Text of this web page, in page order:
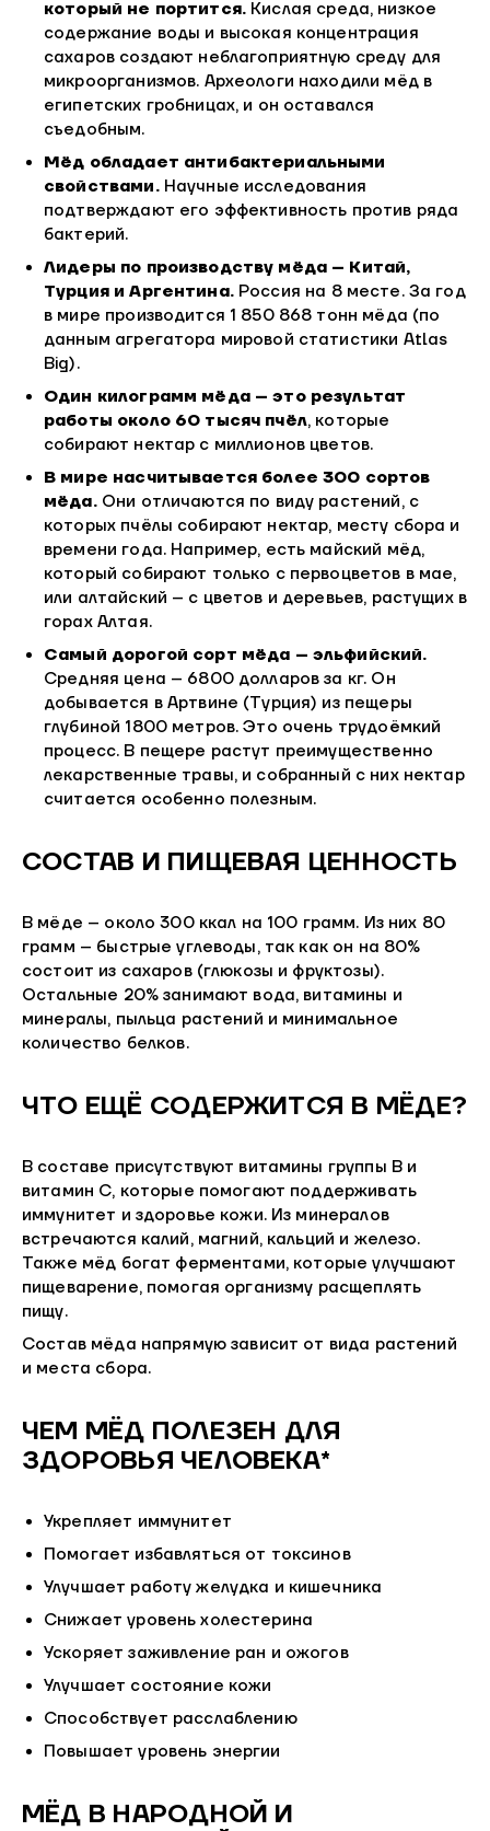
который не портится. Кислая среда, низкое
содержание воды и высокая концентрация
сахаров создают неблагоприятную среду для
микроорганизмов. Археологи находили мёд в
египетских гробницах, и он оставался
съедобным.
Мёд обладает антибактериальными
свойствами.Научные исследования
подтверждают его эффективность против ряда
бактерий.
Лидеры по производству мёда – Китай,
Турция и Аргентина.Россия на 8 месте. За год
в мире производится 1 850 868 тонн мёда (по
данным агрегатора мировой статистики Atlas
Big).
Один килограмм мёда – это результат
работы около 60 тысяч пчёл, которые
собирают нектар с миллионов цветов.
В мире насчитывается более 300 сортов
мёда.Они отличаются по виду растений, с
которых пчёлы собирают нектар, месту сбора и
времени года. Например, есть майский мёд,
который собирают только с первоцветов в мае,
или алтайский – с цветов и деревьев, растущих в
горах Алтая.
Самый дорогой сорт мёда – эльфийский.
Средняя цена – 6800 долларов за кг. Он
добывается в Артвине (Турция) из пещеры
глубиной 1800 метров. Это очень трудоёмкий
процесс. В пещере растут преимущественно
лекарственные травы, и собранный с них нектар
считается особенно полезным.
СОСТАВ И ПИЩЕВАЯ ЦЕННОСТЬ
В мёде – около 300 ккал на 100 грамм. Из них 80
грамм – быстрые углеводы, так как он на 80%
состоит из сахаров (глюкозы и фруктозы).
Остальные 20% занимают вода, витамины и
минералы, пыльца растений и минимальное
количество белков.
ЧТО ЕЩЁ СОДЕРЖИТСЯ В МЁДЕ?
В составе присутствуют витамины группы B и
витамин C, которые помогают поддерживать
иммунитет и здоровье кожи. Из минералов
встречаются калий, магний, кальций и железо.
Также мёд богат ферментами, которые улучшают
пищеварение, помогая организму расщеплять
пищу.
Состав мёда напрямую зависит от вида растений
и места сбора.
ЧЕМ МЁД ПОЛЕЗЕН ДЛЯ
ЗДОРОВЬЯ ЧЕЛОВЕКА*
Укрепляет иммунитет
Помогает избавляться от токсинов
Улучшает работу желудка и кишечника
Снижает уровень холестерина
Ускоряет заживление ран и ожогов
Улучшает состояние кожи
Способствует расслаблению
Повышает уровень энергии
МЁД В НАРОДНОЙ И